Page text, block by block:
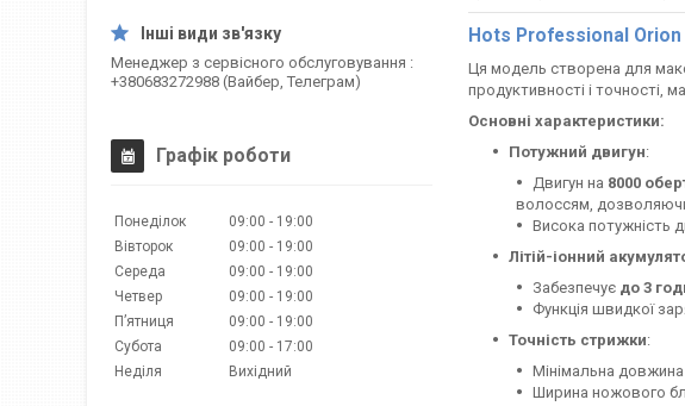
Hots Professional
Ця модель створена для
продуктивності і точності,
Основні характеристики:
Потужний двигун:
Двигун на 8000
волоссям,
Висока потужність
Літій-іонний
Забезпечує до 3
Функція швидкої
Точність стрижки:
Мінімальна довжина
Ширина ножового
Менеджер з сервісного обслуговування
+380683272988 (Вайбер, Телеграм)
Графік роботи
Понеділок 09:00
19:00
Вівторок
09:00
19:00
Середа
09:00
19:00
Четвер
09:00
19:00
Пʼятниця
09:00
19:00
Субота
09:00
17:00
Неділя
Вихідний